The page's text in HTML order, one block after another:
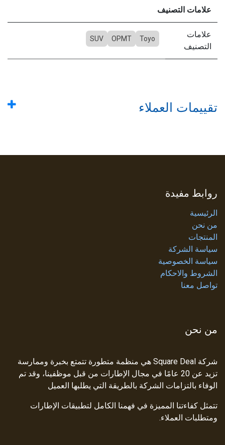
علامات التصنيف
علامات
التصنيف
Toyo
OPMT
SUV
تقييمات العملاء
روابط مفيدة
الرئيسية
من نحن
المنتجات
سياسة الشركة
سياسة الخصوصية
الشروط والاحكام
تواصل معنا
من نحن
شركة Square Deal هي منظمة متطورة تتمتع بخبرة وممارسة
تزيد عن 20 عامًا في مجال الإطارات من قبل موظفينا، وقد تم
الوفاء بالتزامات الشركة بالطريقة التي يطلبها العميل
تتمثل كفاءتنا المميزة في فهمنا الكامل لتطبيقات الإطارات
ومتطلبات العملاء.